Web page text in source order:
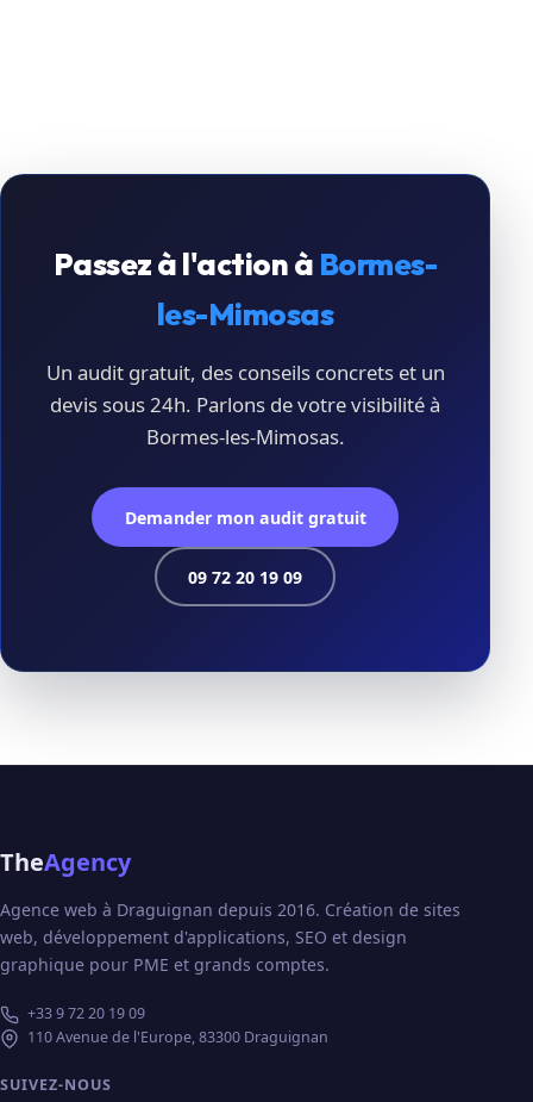
Passez à l'action à Bormes-
les-Mimosas
Un audit gratuit, des conseils concrets et un
devis sous 24h. Parlons de votre visibilité à
Bormes-les-Mimosas.
Demander mon audit gratuit
09 72 20 19 09
TheAgency
Agence web à Draguignan depuis 2016. Création de sites
web, développement d'applications, SEO et design
graphique pour PME et grands comptes.
+33 9 72 20 19 09
110 Avenue de l'Europe, 83300 Draguignan
SUIVEZ-NOUS